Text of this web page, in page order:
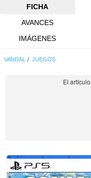
FICHA
AVANCES
IMÁGENES
VANDAL JUEGOS